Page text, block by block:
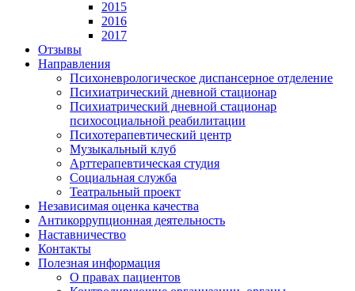
2015
2016
2017
Отзывы
Направления
Психоневрологическое диспансерное отделение
Психиатрический дневной стационар
Психиатрический дневной стационар
психосоциальной реабилитации
Психотерапевтический центр
Музыкальный клуб
Арттерапевтическая студия
Социальная служба
Театральный проект
Независимая оценка качества
Антикоррупционная деятельность
Наставничество
Контакты
Полезная информация
О правах пациентов